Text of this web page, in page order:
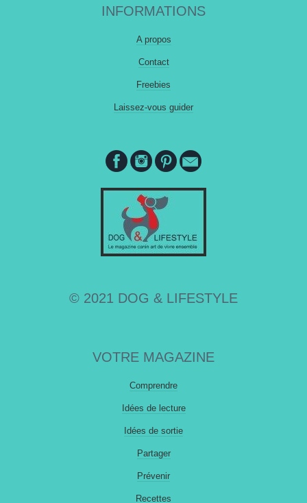
INFORMATIONS
A propos
Contact
Freebies
Laissez-vous guider
© 2021 DOG & LIFESTYLE
VOTRE MAGAZINE
Comprendre
Idées de lecture
Idées de sortie
Partager
Prévenir
Recettes